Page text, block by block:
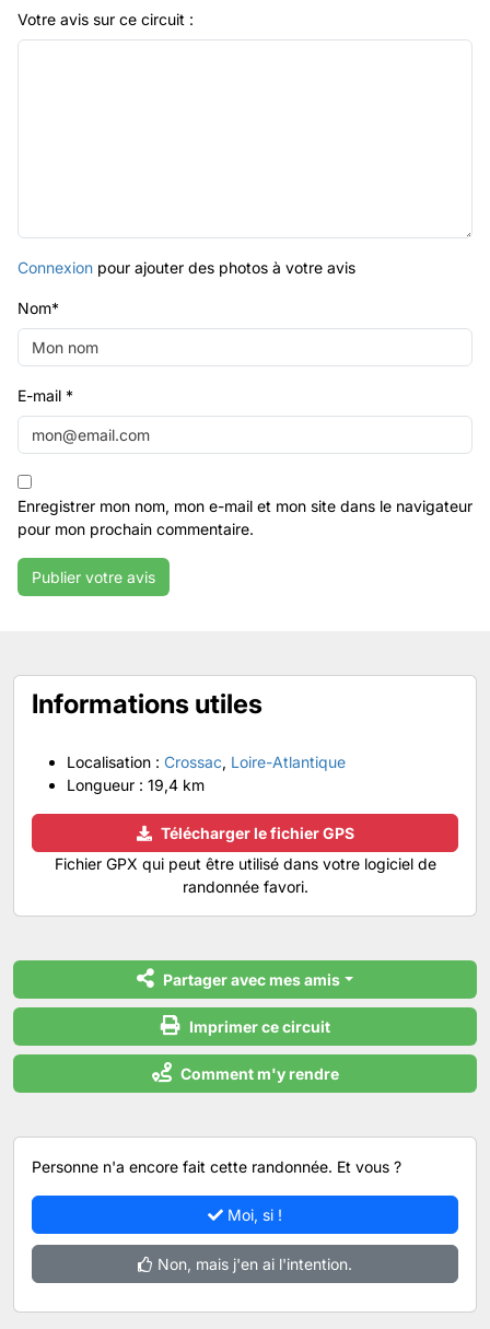
Votre avis sur ce circuit :
Connexion pour ajouter des photos à votre avis
Nom*
E-mail *
Enregistrer mon nom, mon e-mail et mon site dans le navigateur
pour mon prochain commentaire.
Informations utiles
Localisation : Crossac, Loire-Atlantique
Longueur : 19,4 km
Télécharger le fichier GPS
Fichier GPX qui peut être utilisé dans votre logiciel de
randonnée favori.
Partager avec mes amis
Imprimer ce circuit
Comment m'y rendre
Personne n'a encore fait cette randonnée. Et vous ?
Moi, si !
Non, mais j'en ai l'intention.